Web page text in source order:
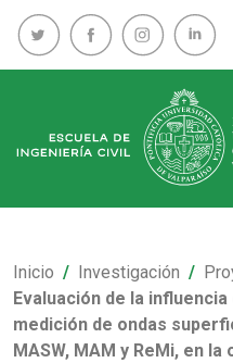
Inicio Investigación
Evaluación de la
medición de ondas
MASW, MAM y ReMi, en